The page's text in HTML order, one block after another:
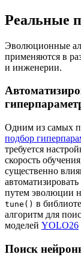
Реальные
Эволюционные
применяются в
и инженерии.
Одним из самых
подбор
требуется
скорость
существенно
путем эволюции
tune() в
алгоритм для
моделей YOLO26
Поиск